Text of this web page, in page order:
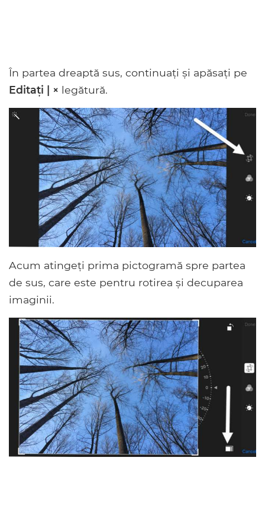
În partea dreaptă sus, continuați și apăsați pe
Editați | × legătură.
Acum atingeți prima pictogramă spre partea
de sus, care este pentru rotirea și decuparea
imaginii.